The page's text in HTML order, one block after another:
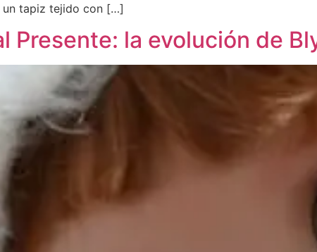
un tapiz tejido con […]
Presente: la evolución de